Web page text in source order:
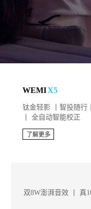
WEMIX5
钛金轻影 丨智投随行
丨 全自动智能校正
了解更多
双8W澎湃音效 丨 真